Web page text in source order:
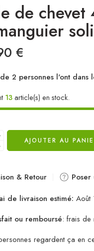
de
€
2 personnes l'ont dans
13article(s) en stock.
AJOUTER AU
& Retour
Poser
de livraison estimé: Août
ou remboursé: frais de
regardent ça en